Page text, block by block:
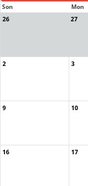
Son Mon
26
27
2 3
9 10
16 17